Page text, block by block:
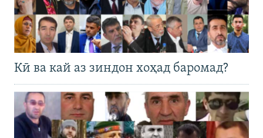
Кӣ ва кай аз зиндон хоҳад баромад?